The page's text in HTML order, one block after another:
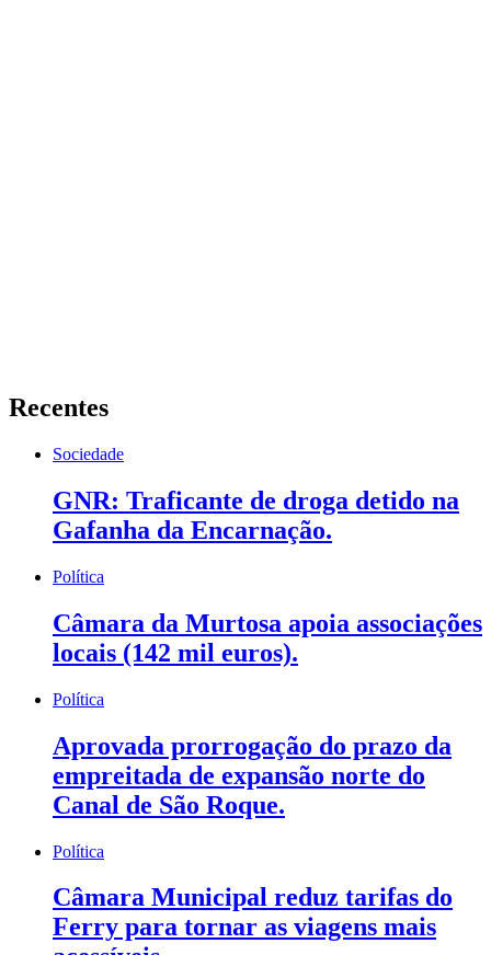
Recentes
Sociedade
GNR: Traficante de droga detido na
Gafanha da Encarnação.
Política
Câmara da Murtosa apoia associações
locais (142 mil euros).
Política
Aprovada prorrogação do prazo da
empreitada de expansão norte do
Canal de São Roque.
Política
Câmara Municipal reduz tarifas do
Ferry para tornar as viagens mais